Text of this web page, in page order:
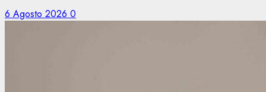
6 Agosto 2026 0